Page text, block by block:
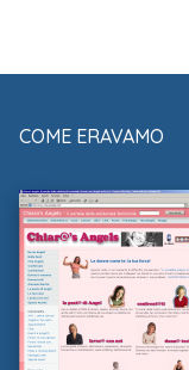
COME ERAVAMO